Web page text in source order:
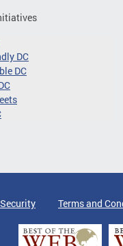
DC
DC
Terms and